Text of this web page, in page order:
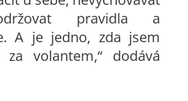
pravidla a
A je jedno, zda jsem
volantem,“ dodává